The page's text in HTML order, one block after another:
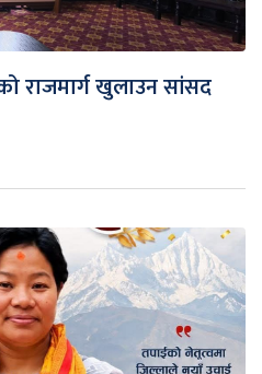
राजमार्ग खुलाउन सांसद